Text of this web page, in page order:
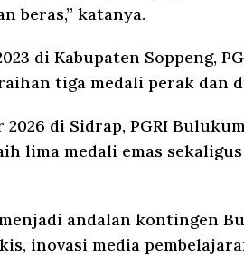
beras,” katanya.
di Kabupaten Soppeng,
tiga medali perak dan
di Sidrap, PGRI
lima medali emas
andalan kontingen
inovasi media